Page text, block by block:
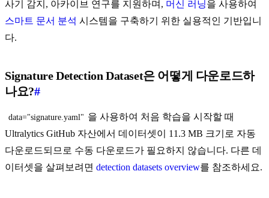
사기 감지, 아카이브 연구를 지원하며, 머신 러닝을 사용하여
스마트 문서 분석 시스템을 구축하기 위한 실용적인 기반입니
다.
Signature Detection Dataset은 어떻게 다운로드하
나요?#
data="signature.yaml" 을 사용하여 처음 학습을 시작할 때
Ultralytics GitHub 자산에서 데이터셋이 11.3 MB 크기로 자동
다운로드되므로 수동 다운로드가 필요하지 않습니다. 다른 데
이터셋을 살펴보려면 detection datasets overview를 참조하세요.